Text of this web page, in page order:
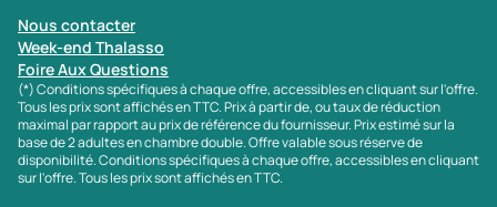
Nous contacter
Week-end Thalasso
Foire Aux Questions
(*) Conditions spécifiques à chaque offre, accessibles en cliquant sur l'offre.
Tous les prix sont affichés en TTC. Prix à partir de, ou taux de réduction
maximal par rapport au prix de référence du fournisseur. Prix estimé sur la
base de 2 adultes en chambre double. Offre valable sous réserve de
disponibilité. Conditions spécifiques à chaque offre, accessibles en cliquant
sur l'offre. Tous les prix sont affichés en TTC.